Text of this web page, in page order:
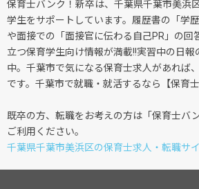
保育士バンク！新卒は、千葉県千葉市美浜
学生をサポートしています。履歴書の「学
や面接での「面接官に伝わる自己PR」の回
立つ保育学生向け情報が満載!!実習中の日報
中。千葉市で気になる保育士求人があれば
です。千葉市で就職・就活するなら【保育
既卒の方、転職をお考えの方は「保育士バ
ご利用ください。
千葉県千葉市美浜区の保育士求人・転職サ